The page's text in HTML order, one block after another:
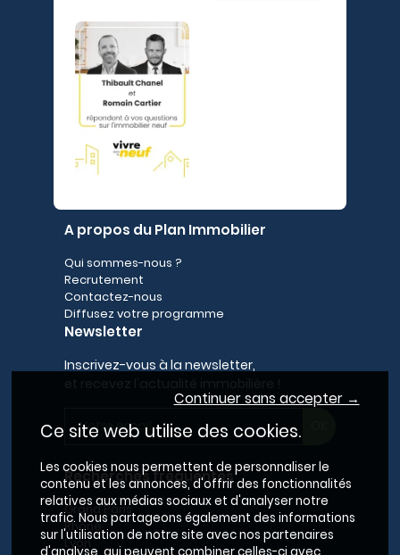
A propos du Plan Immobilier
Qui sommes-nous ?
Recrutement
Contactez-nous
Diffusez votre programme
Newsletter
Inscrivez-vous à la newsletter,
Recherches fréquentes
Grand Paris
Rhône
Lyon
Continuer sans accepter →
Ce site web utilise des cookies.
Les cookies nous permettent de personnaliser le
contenu et les annonces, d'offrir des fonctionnalités
relatives aux médias sociaux et d'analyser notre
trafic. Nous partageons également des informations
sur l'utilisation de notre site avec nos partenaires